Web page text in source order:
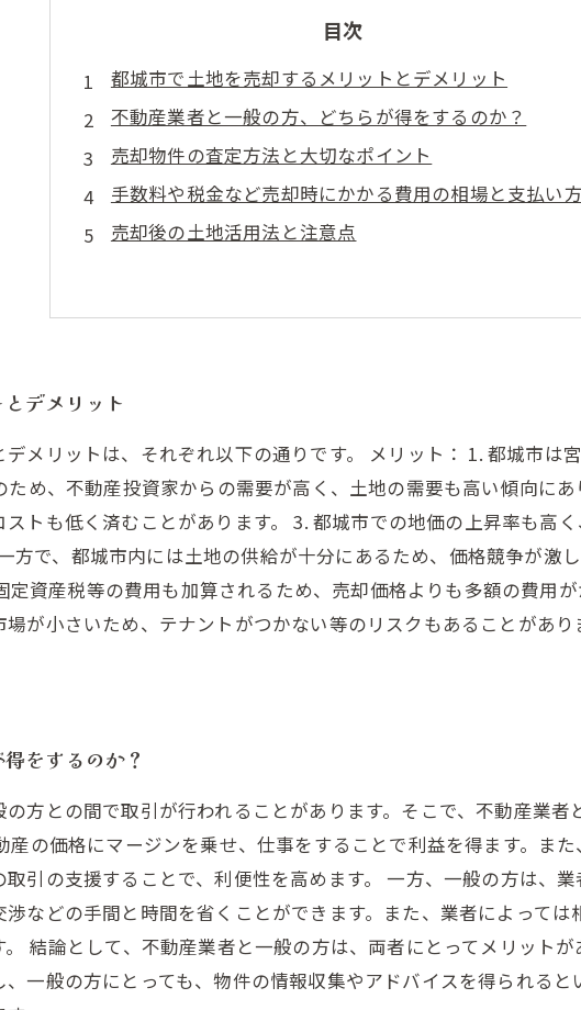
目次
都城市で土地を売却するメリットとデメリット
不動産業者と一般の方、どちらが得をするのか？
売却物件の査定方法と大切なポイント
手数料や税金など売却時にかかる費用の相場と支払い
売却後の土地活用法と注意点
デメリット
メリットは、それぞれ以下の通りです。 メリット： 1. 都城市は
め、不動産投資家からの需要が高く、土地の需要も高い傾向に
トも低く済むことがあります。 3. 都城市での地価の上昇率も高
方で、都城市内には土地の供給が十分にあるため、価格競争が激
定資産税等の費用も加算されるため、売却価格よりも多額の費用
が小さいため、テナントがつかない等のリスクもあることがあ
をするのか？
方との間で取引が行われることがあります。そこで、不動産業
の価格にマージンを乗せ、仕事をすることで利益を得ます。ま
引の支援することで、利便性を高めます。 一方、一般の方は、
などの手間と時間を省くことができます。また、業者によっては
結論として、不動産業者と一般の方は、両者にとってメリット
一般の方にとっても、物件の情報収集やアドバイスを得られる